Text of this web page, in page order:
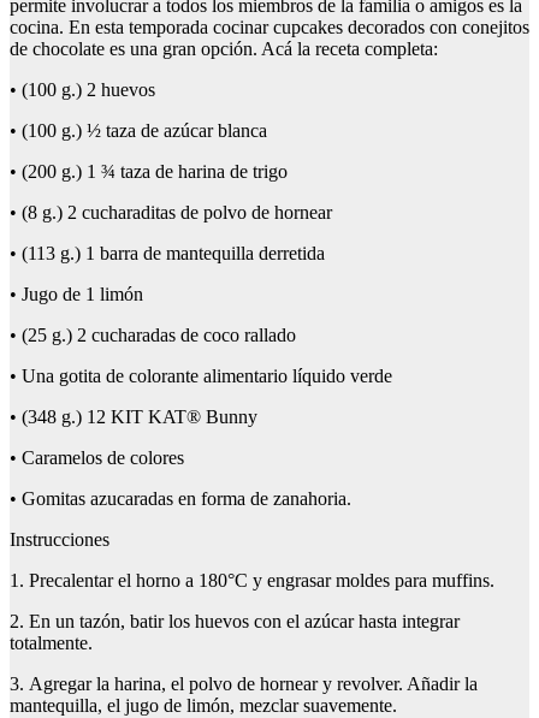
permite involucrar a todos los miembros de la familia o amigos es la
cocina. En esta temporada cocinar cupcakes decorados con conejitos
de chocolate es una gran opción. Acá la receta completa:
• (100 g.) 2 huevos
• (100 g.) ½ taza de azúcar blanca
• (200 g.) 1 ¾ taza de harina de trigo
• (8 g.) 2 cucharaditas de polvo de hornear
• (113 g.) 1 barra de mantequilla derretida
• Jugo de 1 limón
• (25 g.) 2 cucharadas de coco rallado
• Una gotita de colorante alimentario líquido verde
• (348 g.) 12 KIT KAT® Bunny
• Caramelos de colores
• Gomitas azucaradas en forma de zanahoria.
Instrucciones
1. Precalentar el horno a 180°C y engrasar moldes para muffins.
2. En un tazón, batir los huevos con el azúcar hasta integrar
totalmente.
3. Agregar la harina, el polvo de hornear y revolver. Añadir la
mantequilla, el jugo de limón, mezclar suavemente.